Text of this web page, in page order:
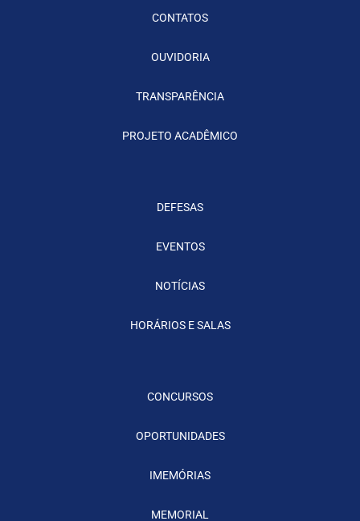
CONTATOS
OUVIDORIA
TRANSPARÊNCIA
PROJETO ACADÊMICO
DEFESAS
EVENTOS
NOTÍCIAS
HORÁRIOS E SALAS
CONCURSOS
OPORTUNIDADES
IMEMÓRIAS
MEMORIAL